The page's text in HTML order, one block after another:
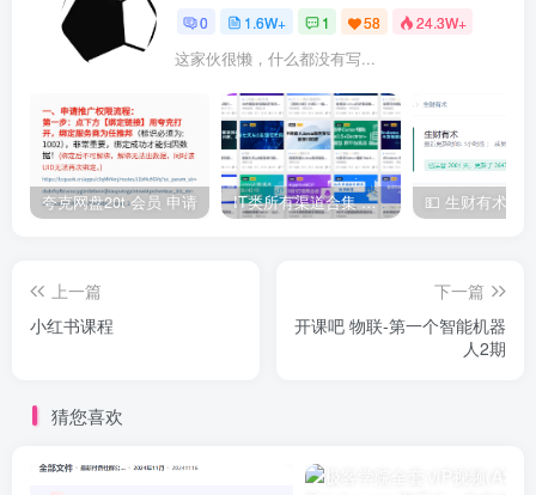
0 1.6W+ 1 58 24.3W+
这家伙很懒，什么都没有写...
夸克网盘20t 会员 申请 IT类所有渠道合集 持续日更，目前近四千多条资源 年费用户微信私信获取权限
上一篇
小红书课程
下一篇
开课吧 物联-第一个智能机器
人2期
猜您喜欢